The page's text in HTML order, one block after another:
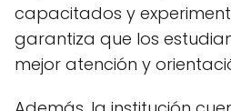
capacitados y
garantiza que los
mejor atención y